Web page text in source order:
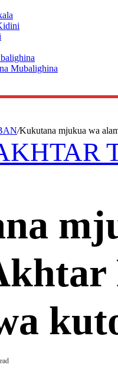
Mubalighina
/Kukutana mjukua wa